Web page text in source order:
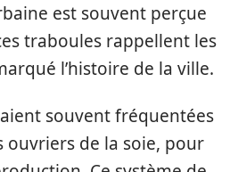
est souvent perçue
traboules rappellent les
l’histoire de la ville.
souvent fréquentées
ouvriers de la soie, pour